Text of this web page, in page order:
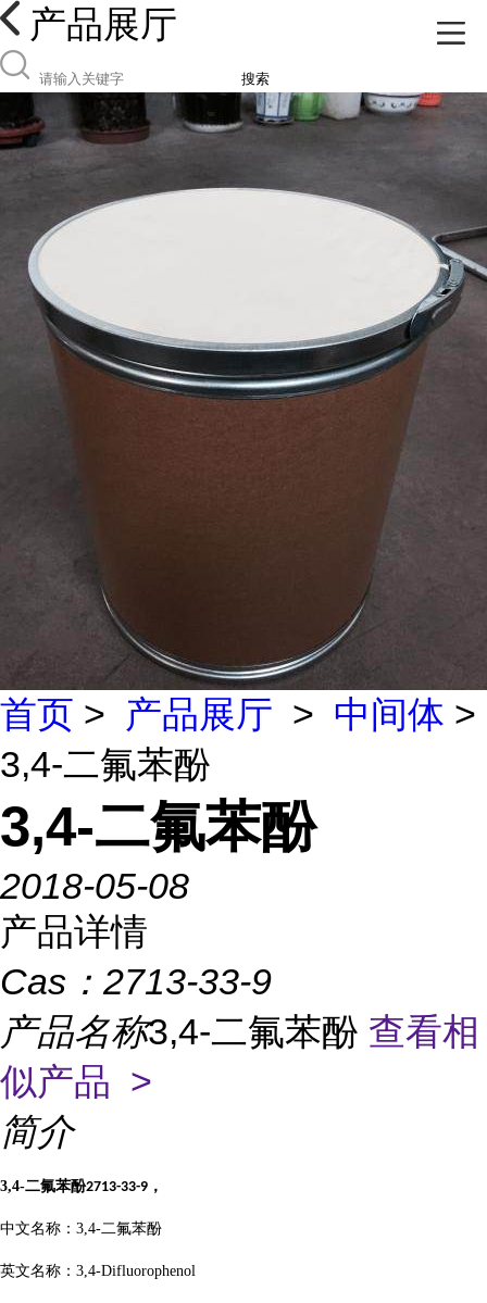
产品展厅
搜索
首页 > 产品展厅 > 中间体 >
3,4-二氟苯酚
3,4-二氟苯酚
2018-05-08
产品详情
Cas： 2713-33-9
产品名称3,4-二氟苯酚 查看相
似产品 >
简介
3,4-二氟苯酚2713-33-9 ，
中文名称： 3,4-二氟苯酚
英文名称： 3,4-Difluorophenol